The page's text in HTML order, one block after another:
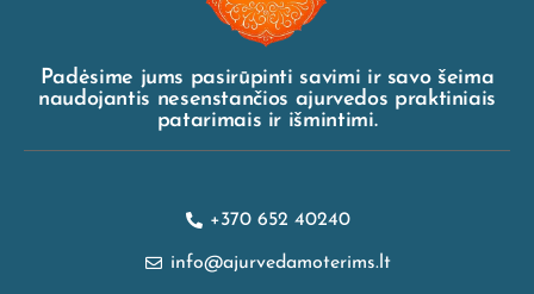
Padėsime jums pasirūpinti savimi ir savo šeima
naudojantis nesenstančios ajurvedos praktiniais
patarimais ir išmintimi.
+370 652 40240
info@ajurvedamoterims.lt